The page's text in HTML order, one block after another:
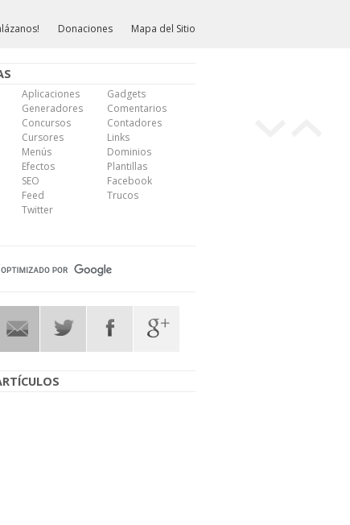
Donaciones Mapa del Sitio
Aplicaciones
Gadgets
Generadores
Comentarios
Concursos
Contadores
Cursores
Links
Menús
Dominios
Efectos
Plantillas
SEO
Facebook
Feed
Trucos
Twitter